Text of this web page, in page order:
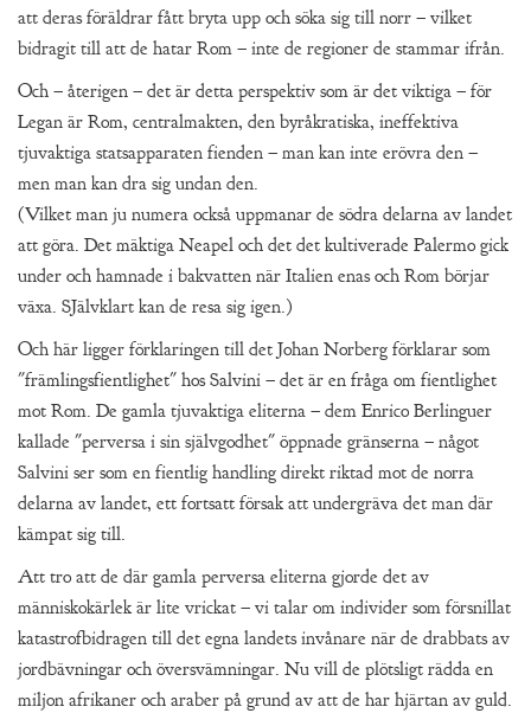
att deras föräldrar fått bryta upp och söka sig till norr – vilket
bidragit till att de hatar Rom – inte de regioner de stammar ifrån.
Och – återigen – det är detta perspektiv som är det viktiga – för
Legan är Rom, centralmakten, den byråkratiska, ineffektiva
tjuvaktiga statsapparaten fienden – man kan inte erövra den –
men man kan dra sig undan den.
(Vilket man ju numera också uppmanar de södra delarna av landet
att göra. Det mäktiga Neapel och det det kultiverade Palermo gick
under och hamnade i bakvatten när Italien enas och Rom börjar
växa. SJälvklart kan de resa sig igen.)
Och här ligger förklaringen till det Johan Norberg förklarar som
"främlingsfientlighet" hos Salvini – det är en fråga om fientlighet
mot Rom. De gamla tjuvaktiga eliterna – dem Enrico Berlinguer
kallade "perversa i sin självgodhet" öppnade gränserna – något
Salvini ser som en fientlig handling direkt riktad mot de norra
delarna av landet, ett fortsatt försak att undergräva det man där
kämpat sig till.
Att tro att de där gamla perversa eliterna gjorde det av
människokärlek är lite vrickat – vi talar om individer som försnillat
katastrofbidragen till det egna landets invånare när de drabbats av
jordbävningar och översvämningar. Nu vill de plötsligt rädda en
miljon afrikaner och araber på grund av att de har hjärtan av guld.